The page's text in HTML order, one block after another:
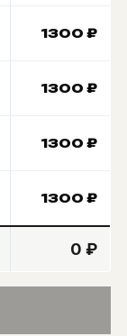
1300 ₽
1300 ₽
1300 ₽
1300 ₽
0 ₽